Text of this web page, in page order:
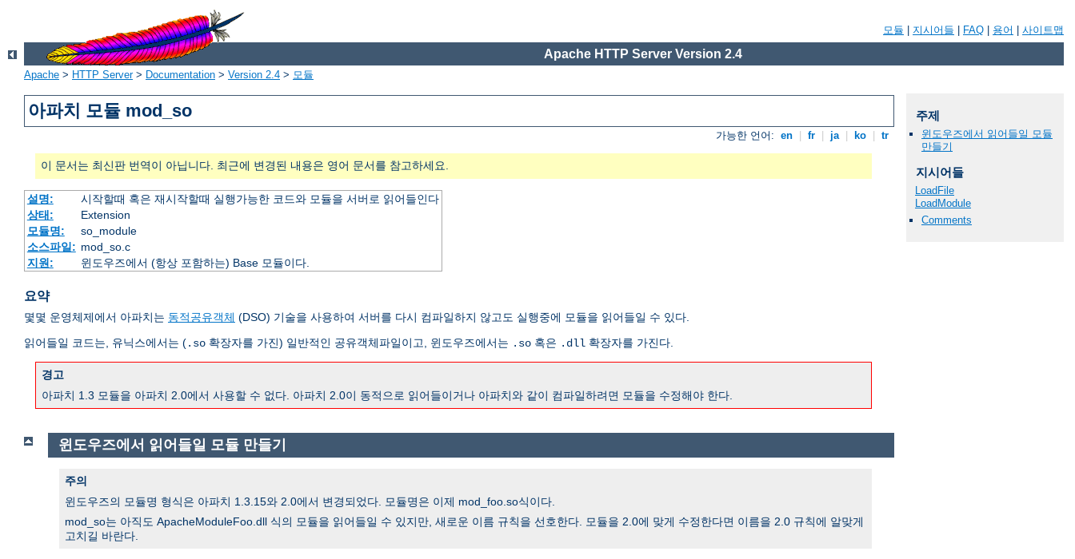
모듈 지시어들 FAQ 용어 사이트맵
Apache HTTP Server Version 2.4
Apache > HTTP Server> Documentation > Version 2.4 > 모듈
아파치 모듈 mod_so
가능한 언어: en fr ja ko tr
이 문서는 최신판 번역이 아닙니다. 최근에 변경된 내용은 영어 문서를 참고하세요.
설명:
시작할때 혹은 재시작할때 실행가능한 코드와 모듈을 서버로 읽어들인다
상태:
Extension
모듈명:
so_module
소스파일: mod_so.c
지원:
윈도우즈에서 (항상 포함하는) Base 모듈이다.
요약
몇몇 운영체제에서 아파치는 동적공유객체 (DSO) 기술을 사용하여 서버를 다시 컴파일하지 않고도 실행중에 모듈을 읽어들일 수 있다.
읽어들일 코드는, 유닉스에서는 (.so 확장자를 가진) 일반적인 공유객체파일이고, 윈도우즈에서는 .so 혹은 .dll 확장자를 가진다.
경고
아파치 1.3 모듈을 아파치 2.0에서 사용할 수 없다. 아파치 2.0이 동적으로 읽어들이거나 아파치와 같이 컴파일하려면 모듈을 수정해야 한다.
주제
윈도우즈에서 읽어들일 모듈
만들기
지시어들
LoadFile
LoadModule
Comments
윈도우즈에서 읽어들일 모듈 만들기
주의
윈도우즈의 모듈명 형식은 아파치 1.3.15와 2.0에서 변경되었다. 모듈명은 이제 mod_foo.so식이다.
mod_so는 아직도 ApacheModuleFoo.dll 식의 모듈을 읽어들일 수 있지만, 새로운 이름 규칙을 선호한다. 모듈을 2.0에 맞게 수정한다면 이름을 2.0 규칙에 알맞게
고치길 바란다.